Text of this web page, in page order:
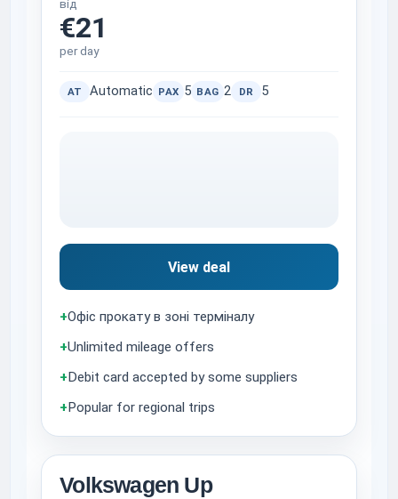
від
€21
per day
AT Automatic PAX 5 BAG 2 DR 5
View deal
+Офіс прокату в зоні терміналу
+Unlimited mileage offers
+Debit card accepted by some suppliers
+Popular for regional trips
Volkswagen Up